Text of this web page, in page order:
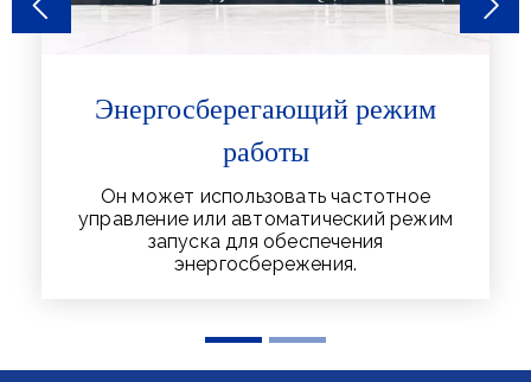
Энергосберегающий режим
работы
Он может использовать частотное
управление или автоматический режим
запуска для обеспечения
энергосбережения.